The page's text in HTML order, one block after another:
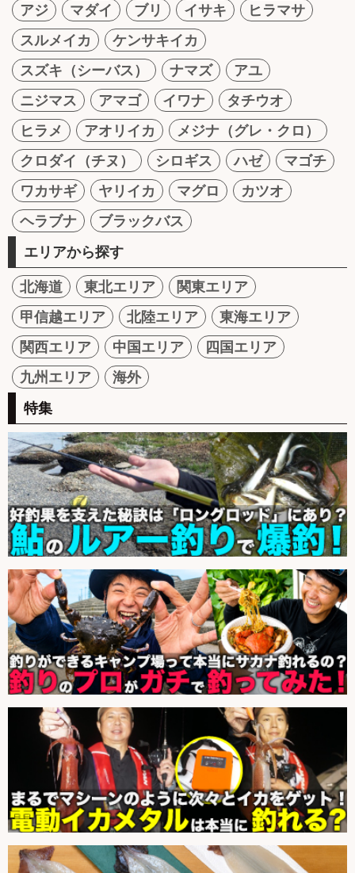
アジ マダイ ブリ イサキ
ヒラマサ
スルメイカ
ケンサキイカ
スズキ（シーバス）
ナマズ
アユ
ニジマス
アマゴ イワナ
タチウオ
ヒラメ
アオリイカ
メジナ（グレ・クロ）
クロダイ（チヌ）
シロギス ハゼ
マゴチ
ワカサギ
ヤリイカ マグロ
カツオ
ヘラブナ
ブラックバス
エリアから探す
北海道 東北エリア
関東エリア
甲信越エリア
北陸エリア
東海エリア
関西エリア
中国エリア
四国エリア
九州エリア
海外
特集